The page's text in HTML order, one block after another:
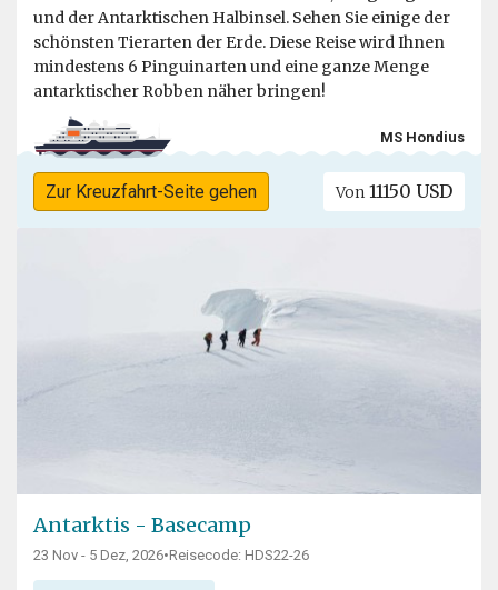
und der Antarktischen Halbinsel. Sehen Sie einige der
schönsten Tierarten der Erde. Diese Reise wird Ihnen
mindestens 6 Pinguinarten und eine ganze Menge
antarktischer Robben näher bringen!
MS Hondius
Zur Kreuzfahrt-Seite gehen Von 11150 USD
Antarktis - Basecamp
23 Nov - 5 Dez, 2026•Reisecode: HDS22-26